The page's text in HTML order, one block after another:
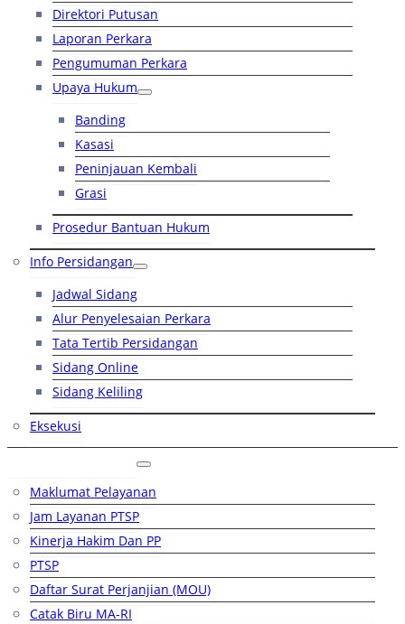
Direktori Putusan
Laporan Perkara
Pengumuman Perkara
Upaya Hukum
Banding
Kasasi
Peninjauan Kembali
Grasi
Prosedur Bantuan Hukum
Info Persidangan
Jadwal Sidang
Alur Penyelesaian Perkara
Tata Tertib Persidangan
Sidang Online
Sidang Keliling
Eksekusi
Maklumat Pelayanan
Jam Layanan PTSP
Kinerja Hakim Dan PP
PTSP
Daftar Surat Perjanjian (MOU)
Catak Biru MA-RI